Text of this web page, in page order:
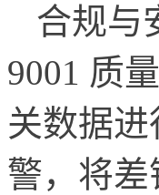
合规与
9001 质
关数据
警，将差